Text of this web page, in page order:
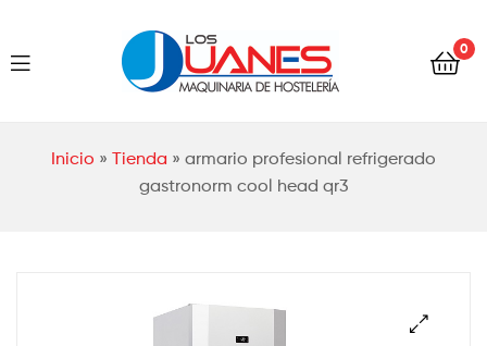
Los
0
Inicio » Tienda » armario profesional refrigerado
gastronorm cool head qr3
Los